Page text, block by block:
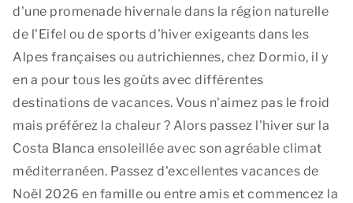
d'une promenade hivernale dans la région naturelle
de l'Eifel ou de sports d'hiver exigeants dans les
Alpes françaises ou autrichiennes, chez Dormio, il y
en a pour tous les goûts avec différentes
destinations de vacances. Vous n'aimez pas le froid
mais préférez la chaleur ? Alors passez l'hiver sur la
Costa Blanca ensoleillée avec son agréable climat
méditerranéen. Passez d'excellentes vacances de
Noël 2026 en famille ou entre amis et commencez la